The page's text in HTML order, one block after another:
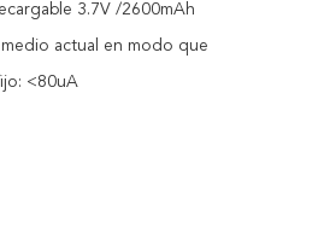
3.7V /2600mAh
actual en modo que
<80uA